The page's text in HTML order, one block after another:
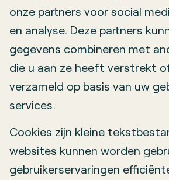
onze partners voor social
en analyse. Deze partners
gegevens combineren met
die u aan ze heeft verstrekt
verzameld op basis van uw
services.
Cookies zijn kleine
websites kunnen worden
gebruikerservaringen